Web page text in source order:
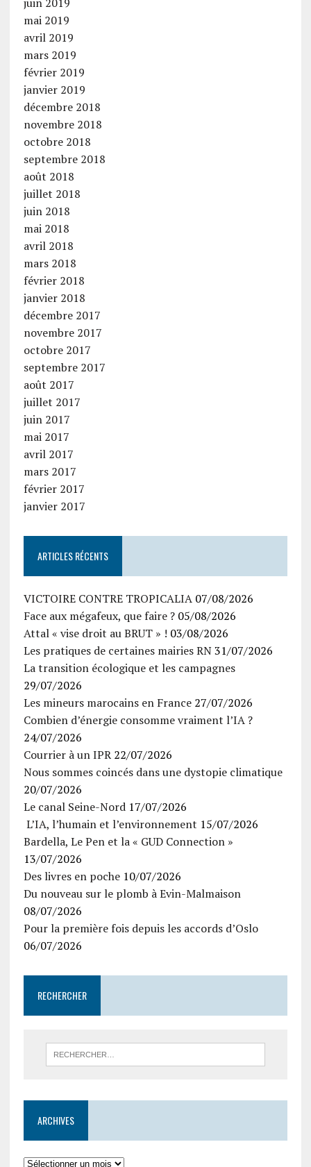
mai 2019
avril 2019
mars 2019
février 2019
janvier 2019
décembre 2018
novembre 2018
octobre 2018
septembre 2018
août 2018
juillet 2018
juin 2018
mai 2018
avril 2018
mars 2018
février 2018
janvier 2018
décembre 2017
novembre 2017
octobre 2017
septembre 2017
août 2017
juillet 2017
juin 2017
mai 2017
avril 2017
mars 2017
février 2017
janvier 2017
ARTICLES RÉCENTS
VICTOIRE CONTRE TROPICALIA 07/08/2026
Face aux mégafeux, que faire ? 05/08/2026
Attal « vise droit au BRUT » ! 03/08/2026
Les pratiques de certaines mairies RN 31/07/2026
La transition écologique et les campagnes
29/07/2026
Les mineurs marocains en France 27/07/2026
Combien d’énergie consomme vraiment l’IA ?
24/07/2026
Courrier à un IPR 22/07/2026
Nous sommes coincés dans une dystopie climatique
20/07/2026
Le canal Seine-Nord 17/07/2026
L’IA, l’humain et l’environnement 15/07/2026
Bardella, Le Pen et la « GUD Connection »
13/07/2026
Des livres en poche 10/07/2026
Du nouveau sur le plomb à Evin-Malmaison
08/07/2026
Pour la première fois depuis les accords d’Oslo
06/07/2026
RECHERCHER
ARCHIVES